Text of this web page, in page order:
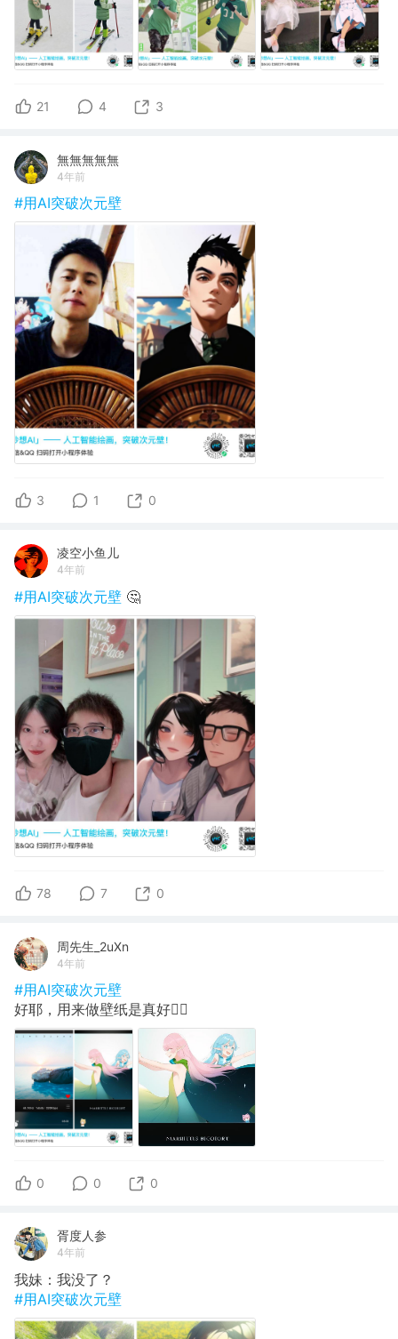
21 4 3
無無無無無
4年前
#用AI突破次元壁
3 1 0
凌空小鱼儿
4年前
#用AI突破次元壁 🤔
78 7 0
周先生_2uXn
4年前
#用AI突破次元壁
好耶，用来做壁纸是真好👌🏻
0 0 0
胥度人参
4年前
我妹：我没了？
#用AI突破次元壁